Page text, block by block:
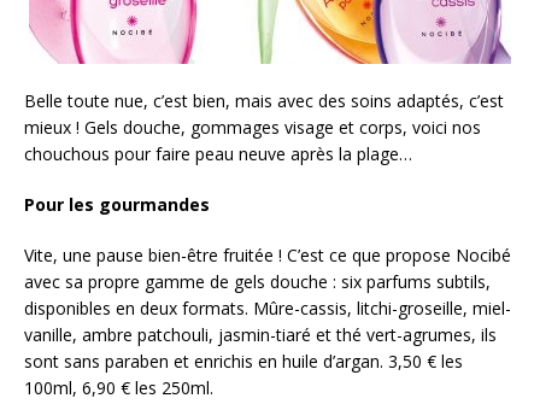
Belle toute nue, c’est bien, mais avec des soins adaptés, c’est
mieux ! Gels douche, gommages visage et corps, voici nos
chouchous pour faire peau neuve après la plage…
Pour les gourmandes
Vite, une pause bien-être fruitée ! C’est ce que propose Nocibé
avec sa propre gamme de gels douche : six parfums subtils,
disponibles en deux formats. Mûre-cassis, litchi-groseille, miel-
vanille, ambre patchouli, jasmin-tiaré et thé vert-agrumes, ils
sont sans paraben et enrichis en huile d’argan. 3,50 € les
100ml, 6,90 € les 250ml.